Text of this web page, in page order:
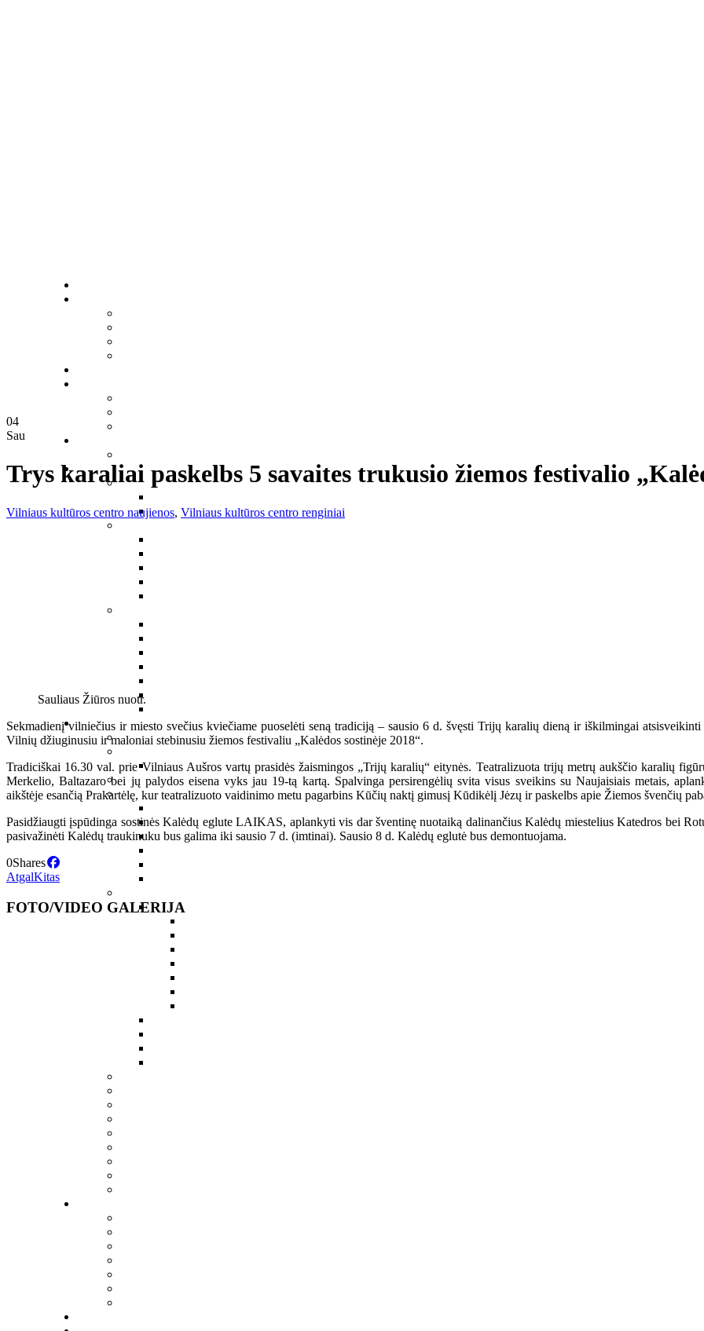
04
Sau
Trys karaliai paskelbs 5 savaites trukusio žiemos festivalio
Vilniaus kultūros centro naujienos, Vilniaus kultūros centro renginiai
Sauliaus Žiūros nuotr.
Sekmadienį vilniečius ir miesto svečius kviečiame puoselėti seną tradiciją – sausio 6 d. švęsti Trijų karalių dieną ir iškilmingai atsisveikinti
Vilnių džiuginusiu ir maloniai stebinusiu žiemos festivaliu „Kalėdos sostinėje 2018“.
Tradiciškai 16.30 val. prie Vilniaus Aušros vartų prasidės žaismingos „Trijų karalių“ eitynės. Teatralizuota trijų metrų aukščio karalių
Merkelio, Baltazaro bei jų palydos eisena vyks jau 19-tą kartą. Spalvinga persirengėlių svita visus sveikins su Naujaisiais metais,
aikštėje esančią Prakartėlę, kur teatralizuoto vaidinimo metu pagarbins Kūčių naktį gimusį Kūdikėlį Jėzų ir paskelbs apie Žiemos švenčių
Pasidžiaugti įspūdinga sostinės Kalėdų eglute LAIKAS, aplankyti vis dar šventinę nuotaiką dalinančius Kalėdų miestelius Katedros bei
pasivažinėti Kalėdų traukinuku bus galima iki sausio 7 d. (imtinai). Sausio 8 d. Kalėdų eglutė bus demontuojama.
0Shares
AtgalKitas
FOTO/VIDEO GALERIJA